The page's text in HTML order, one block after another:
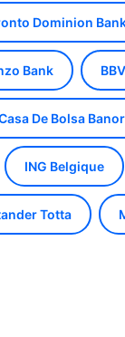
Dominion
Bank
De Bolsa
ING Belgique
Totta